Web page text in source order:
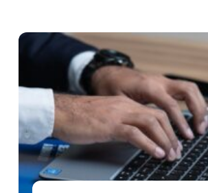
företagshälsovård...